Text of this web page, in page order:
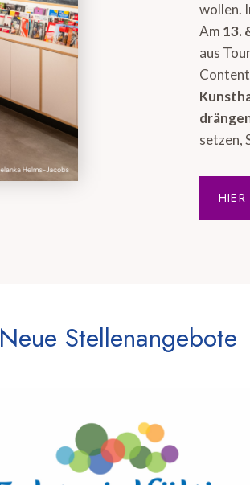
wollen.
Am 13.
aus
setzen,
Neue Stellenangebote